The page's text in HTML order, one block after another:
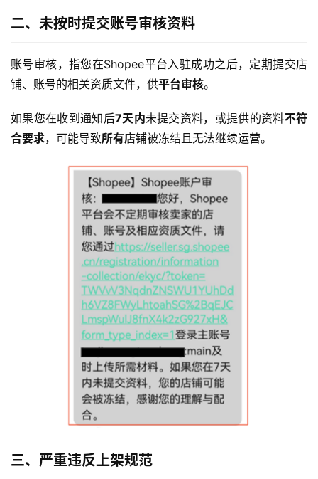
二、未按时提交账号审核资料
账号审核，指您在Shopee平台入驻成功之后，定期提交店
铺、账号的相关资质文件，供平台审核。
如果您在收到通知后7天内未提交资料，或提供的资料不符
合要求，可能导致所有店铺被冻结且无法继续运营。
三、严重违反上架规范